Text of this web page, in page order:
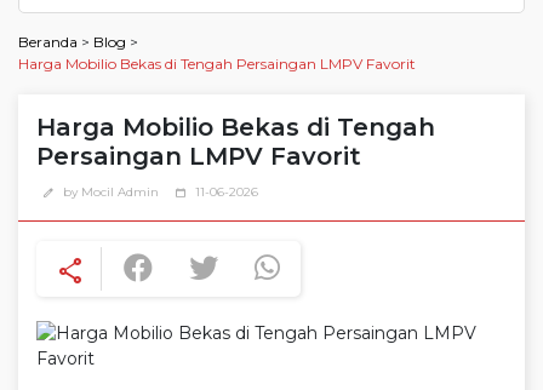
otomotif. Dari sekian banyak model, BMW F30, generasi keenam dari
Seri 3 yang diproduksi antara 2012 hingga 2019, menjadi pilihan
paling masuk akal. Terutama karena harganya yang kini kian
bersahabat di pasar mobil bekas. Tapi ketika […]
Beranda > Blog >
Harga Mobilio Bekas di Tengah Persaingan LMPV Favorit
Harga Mobilio Bekas di Tengah
Persaingan LMPV Favorit
edit by Mocil Admin calendar_today 11-06-2026
share